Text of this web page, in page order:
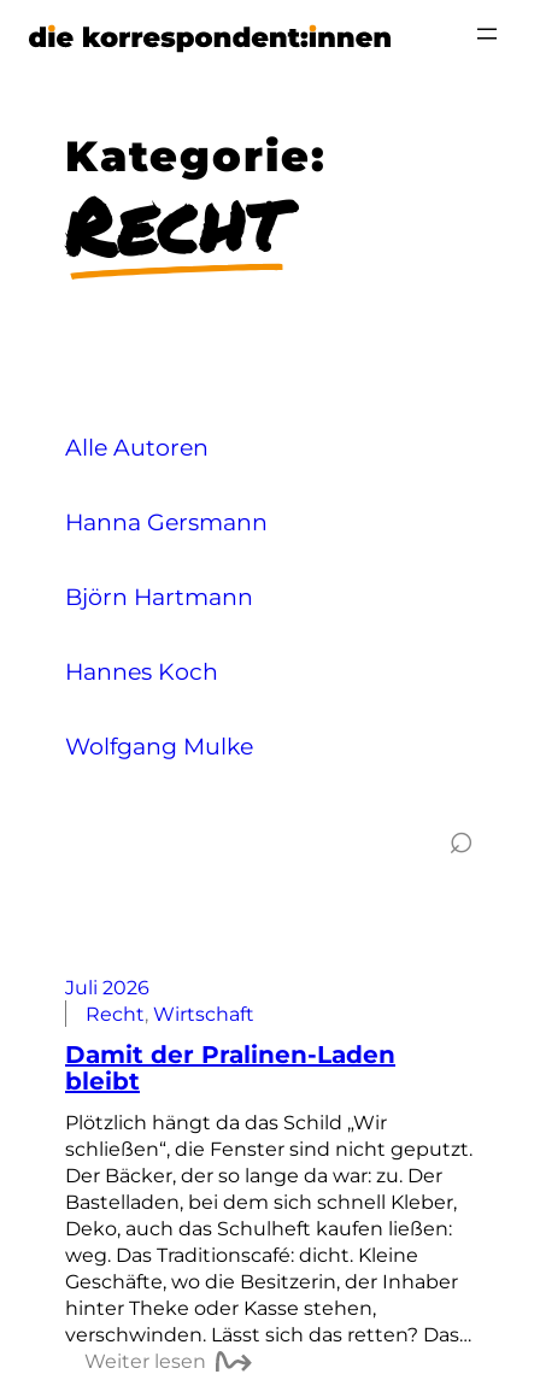
Zum
Kategorie:
Recht
Alle Autoren
Hanna Gersmann
Björn Hartmann
Hannes Koch
Wolfgang Mulke
⌕
Juli 2026
Recht, Wirtschaft
Damit der Pralinen-Laden
bleibt
Plötzlich hängt da das Schild „Wir
schließen“, die Fenster sind nicht geputzt.
Der Bäcker, der so lange da war: zu. Der
Bastelladen, bei dem sich schnell Kleber,
Deko, auch das Schulheft kaufen ließen:
weg. Das Traditionscafé: dicht. Kleine
Geschäfte, wo die Besitzerin, der Inhaber
hinter Theke oder Kasse stehen,
verschwinden. Lässt sich das retten? Das…
Weiter lesen